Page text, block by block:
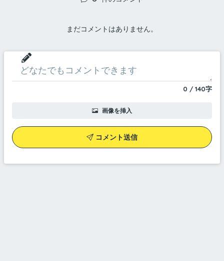
まだコメントはありません。
0 / 140字
画像を挿入
コメント送信